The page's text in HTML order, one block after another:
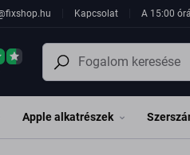
Kapcsolat A 15:00
Apple alkatrészek